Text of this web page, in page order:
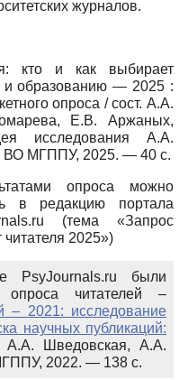
журналов.
кто и как выбирает
и образованию — 2025 :
опроса / сост. А.А.
Е.В. Аржаных,
исследования А.А.
МГППУ, 2025. — 40 с.
опроса можно
в редакцию портала
(тема «Запрос
читателя 2025»)
PsyJournals.ru были
опроса читателей –
– 2021: исследование
научных публикаций:
Шведовская, А.А.
2022. — 138 с.